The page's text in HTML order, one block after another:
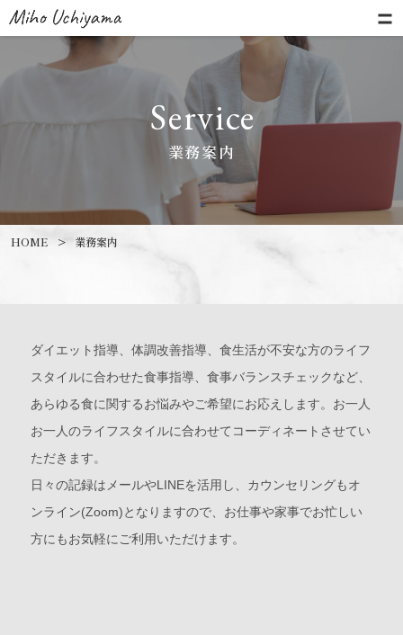
業務案内
HOME > 業務案内
ダイエット指導、体調改善指導、食生活が不安な方のライフ
スタイルに合わせた食事指導、食事バランスチェックなど、
あらゆる食に関するお悩みやご希望にお応えします。お一人
お一人のライフスタイルに合わせてコーディネートさせてい
ただきます。
日々の記録はメールやLINEを活用し、カウンセリングもオ
ンライン(Zoom)となりますので、お仕事や家事でお忙しい
方にもお気軽にご利用いただけます。